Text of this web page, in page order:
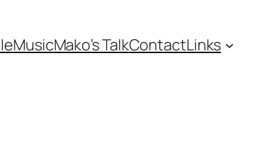
MusicMako’s TalkContactLinks